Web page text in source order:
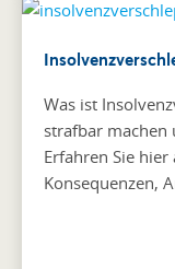
Was ist
strafbar machen
Erfahren Sie
Konsequenzen,